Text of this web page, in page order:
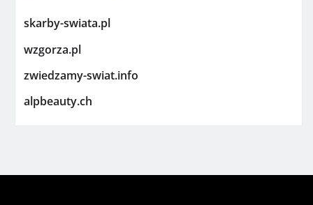
skarby-swiata.pl
wzgorza.pl
zwiedzamy-swiat.info
alpbeauty.ch